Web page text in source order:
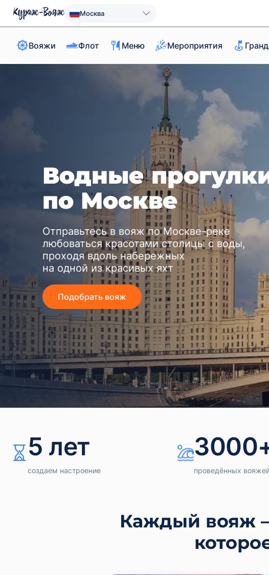
Москва
Вояжи Флот Меню Мероприятия
Водные
по Москве
Отправьтесь в вояж по Москве-реке
любоваться красотами столицы с воды,
проходя вдоль набережных
на одной из красивых яхт
Подобрать вояж
5 лет
создаем настроение проведённых
Каждый вояж